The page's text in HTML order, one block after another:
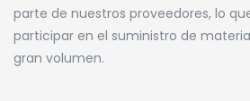
parte de nuestros proveedores, lo
participar en el suministro de
gran volumen.